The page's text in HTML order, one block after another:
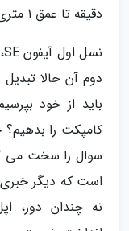
دقیقه تا عمق 1 متری آب دوام می آورد.
باید از خود
کامپکت را
سوال را سخت می
نه چندان دور،